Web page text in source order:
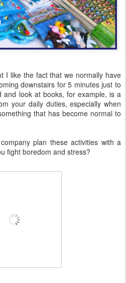
I like the fact that we normally have
downstairs for 5 minutes just to
look at books, for example, is a
your daily duties, especially when
that has become normal to
plan these activities with a
fight boredom and stress?